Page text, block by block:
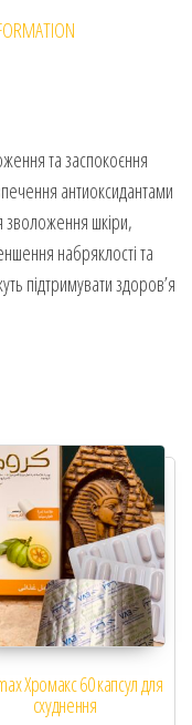
та заспокоєння
антиоксидантами
зволоження шкіри,
набряклості та
підтримувати здоров’я
Хромакс 60 капсул для
схуднення